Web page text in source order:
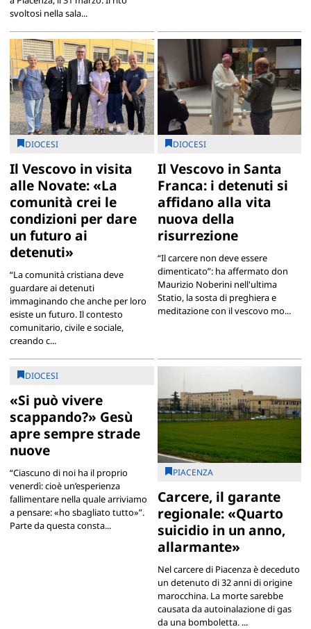
svoltosi nella sala...
DIOCESI
Il Vescovo in visita
alle Novate: «La
comunità crei le
condizioni per dare
un futuro ai
detenuti»
“La comunità cristiana deve
guardare ai detenuti
immaginando che anche per loro
esiste un futuro. Il contesto
comunitario, civile e sociale,
creando c...
DIOCESI
Il Vescovo in Santa
Franca: i detenuti si
affidano alla vita
nuova della
risurrezione
“Il carcere non deve essere
dimenticato”: ha affermato don
Maurizio Noberini nell'ultima
Statio, la sosta di preghiera e
meditazione con il vescovo mo...
DIOCESI
«Si può vivere
scappando?» Gesù
apre sempre strade
nuove
“Ciascuno di noi ha il proprio
venerdì: cioè un’esperienza
fallimentare nella quale arriviamo
a pensare: «ho sbagliato tutto»”.
Parte da questa consta...
PIACENZA
Carcere, il garante
regionale: «Quarto
suicidio in un anno,
allarmante»
Nel carcere di Piacenza è deceduto
un detenuto di 32 anni di origine
marocchina. La morte sarebbe
causata da autoinalazione di gas
da una bomboletta. ...